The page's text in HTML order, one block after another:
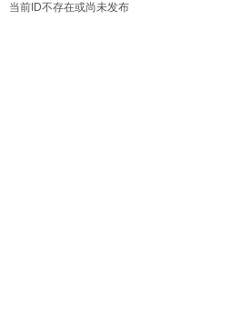
当前ID不存在或尚未发布